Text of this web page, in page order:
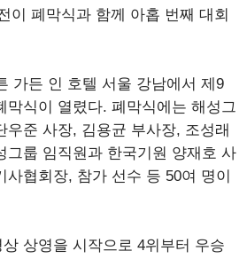
이 폐막식과 함께 아홉 번째 대회
가든 인 호텔 서울 강남에서 제9
막식이 열렸다. 폐막식에는 해성그
우준 사장, 김용균 부사장, 조성래
그룹 임직원과 한국기원 양재호 사
사협회장, 참가 선수 등 50여 명이
상영을 시작으로 4위부터 우승